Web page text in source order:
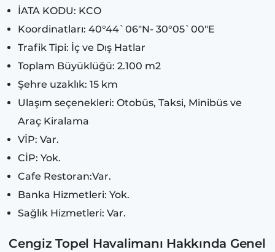
İATA KODU: KCO
Koordinatları: 40°44`06"N- 30°05`00"E​
Trafik Tipi: İç ve Dış Hatlar
Toplam Büyüklüğü: 2.100 m2
Şehre uzaklık: 15 km
Ulaşım seçenekleri: Otobüs, Taksi, Minibüs ve
Araç Kiralama
VİP: Var.
CİP: Yok.
Cafe Restoran:Var.
Banka Hizmetleri: Yok.
Sağlık Hizmetleri: Var.
Cengiz Topel Havalimanı Hakkında Genel